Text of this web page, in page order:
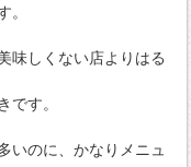
。
味しくない店よりはる
です。
いのに、かなりメニュ